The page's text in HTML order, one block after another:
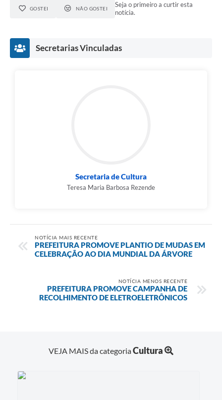
GOSTEI NÃO GOSTEI
Seja o primeiro a curtir esta
notícia.
Secretarias Vinculadas
Secretaria de Cultura
Teresa Maria Barbosa Rezende
NOTÍCIA MAIS RECENTE
PREFEITURA PROMOVE PLANTIO DE MUDAS EM
CELEBRAÇÃO AO DIA MUNDIAL DA ÁRVORE
NOTÍCIA MENOS RECENTE
PREFEITURA PROMOVE CAMPANHA DE
RECOLHIMENTO DE ELETROELETRÔNICOS
VEJA MAIS da categoriaCultura